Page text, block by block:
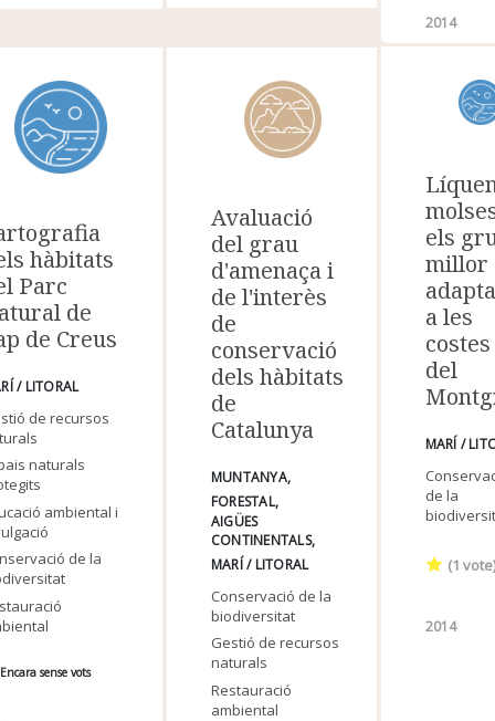
2014
hàbitats
Parc
de
de Creus
/ LITORAL
de recursos
naturals
ambiental i
de la
Encara sense vots
Avaluació
del grau
d'amenaça i
de l'interès
de
conservació
dels hàbitats
de
Catalunya
MUNTANYA
FORESTAL
AIGÜES
CONTINENTALS
MARÍ / LITORAL
Conservació de la
biodiversitat
Gestió de recursos
naturals
Restauració
ambiental
els
millor
a les
costes
del
MARÍ /
de la
(1 vote)
2014